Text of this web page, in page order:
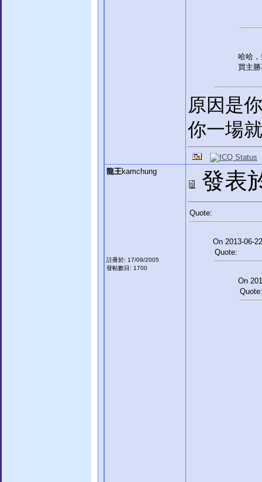
哈哈
買主
原因是
你一場
龍王kamchung
註冊於: 17/09/2005
發帖數目: 1700
發表
Quote:
On 2013-06-
Quote:
On
Quote: